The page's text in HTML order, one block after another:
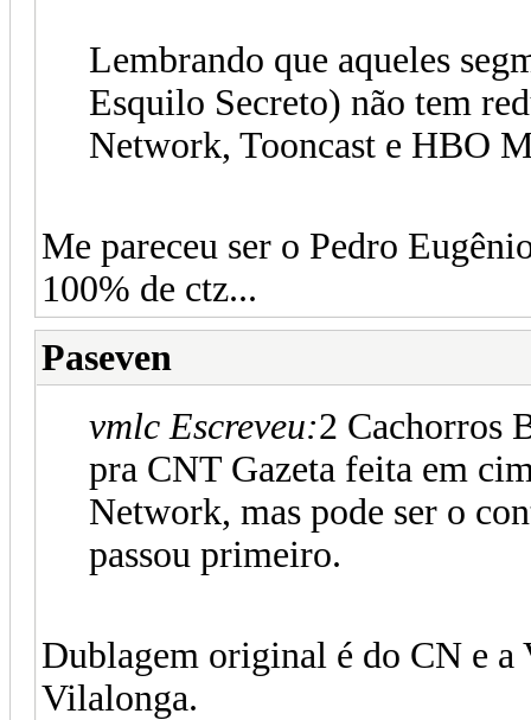
Lembrando que aqueles
Esquilo Secreto) não tem
Network, Tooncast e HBO
Me pareceu ser o Pedro
100% de ctz...
Paseven
vmlc Escreveu:2 Cachorros
pra CNT Gazeta feita em
Network, mas pode ser o
passou primeiro.
Dublagem original é do CN e
Vilalonga.